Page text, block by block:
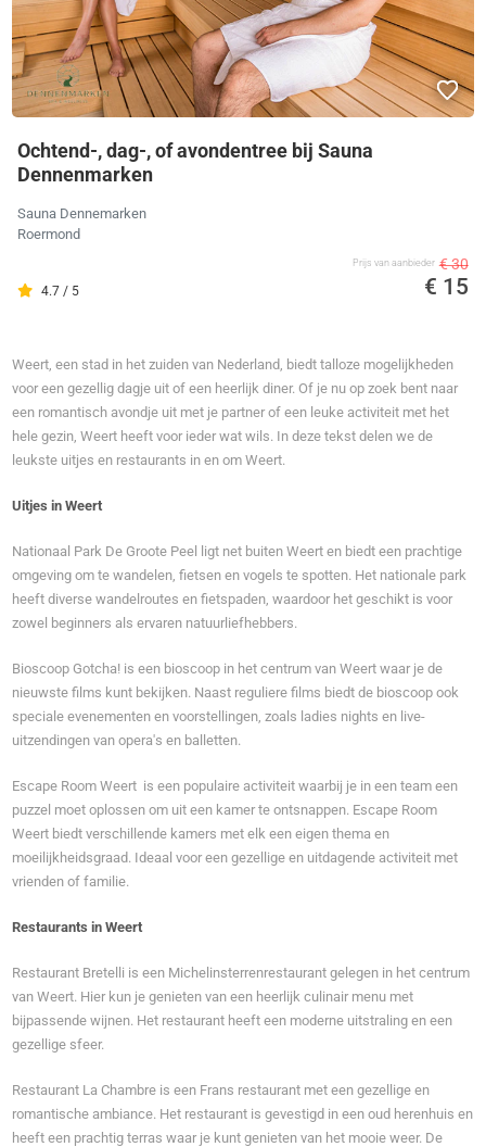
Ochtend-, dag-, of avondentree bij Sauna
Dennenmarken
Sauna Dennemarken
Roermond
4.7 / 5
Prijs van aanbieder € 30
€ 15
Weert, een stad in het zuiden van Nederland, biedt talloze mogelijkheden
voor een gezellig dagje uit of een heerlijk diner. Of je nu op zoek bent naar
een romantisch avondje uit met je partner of een leuke activiteit met het
hele gezin, Weert heeft voor ieder wat wils. In deze tekst delen we de
leukste uitjes en restaurants in en om Weert.
Uitjes in Weert
Nationaal Park De Groote Peel ligt net buiten Weert en biedt een prachtige
omgeving om te wandelen, fietsen en vogels te spotten. Het nationale park
heeft diverse wandelroutes en fietspaden, waardoor het geschikt is voor
zowel beginners als ervaren natuurliefhebbers.
Bioscoop Gotcha! is een bioscoop in het centrum van Weert waar je de
nieuwste films kunt bekijken. Naast reguliere films biedt de bioscoop ook
speciale evenementen en voorstellingen, zoals ladies nights en live-
uitzendingen van opera's en balletten.
Escape Room Weert is een populaire activiteit waarbij je in een team een
puzzel moet oplossen om uit een kamer te ontsnappen. Escape Room
Weert biedt verschillende kamers met elk een eigen thema en
moeilijkheidsgraad. Ideaal voor een gezellige en uitdagende activiteit met
vrienden of familie.
Restaurants in Weert
Restaurant Bretelli is een Michelinsterrenrestaurant gelegen in het centrum
van Weert. Hier kun je genieten van een heerlijk culinair menu met
bijpassende wijnen. Het restaurant heeft een moderne uitstraling en een
gezellige sfeer.
Restaurant La Chambre is een Frans restaurant met een gezellige en
romantische ambiance. Het restaurant is gevestigd in een oud herenhuis en
heeft een prachtig terras waar je kunt genieten van het mooie weer. De